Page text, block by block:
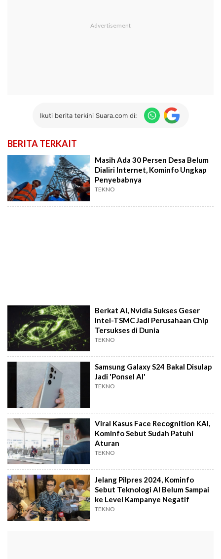
Ikuti berita terkini Suara.com di:
BERITA TERKAIT
Masih Ada 30 Persen Desa Belum
Dialiri Internet, Kominfo Ungkap
Penyebabnya
TEKNO
Berkat AI, Nvidia Sukses Geser
Intel-TSMC Jadi Perusahaan Chip
Tersukses di Dunia
TEKNO
Samsung Galaxy S24 Bakal Disulap
Jadi 'Ponsel AI'
TEKNO
Viral Kasus Face Recognition KAI,
Kominfo Sebut Sudah Patuhi
Aturan
TEKNO
Jelang Pilpres 2024, Kominfo
Sebut Teknologi AI Belum Sampai
ke Level Kampanye Negatif
TEKNO